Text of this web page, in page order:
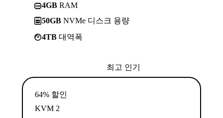
4GB RAM
50GB NVMe 디스크 용량
4TB 대역폭
최고 인기
64% 할인
KVM 2